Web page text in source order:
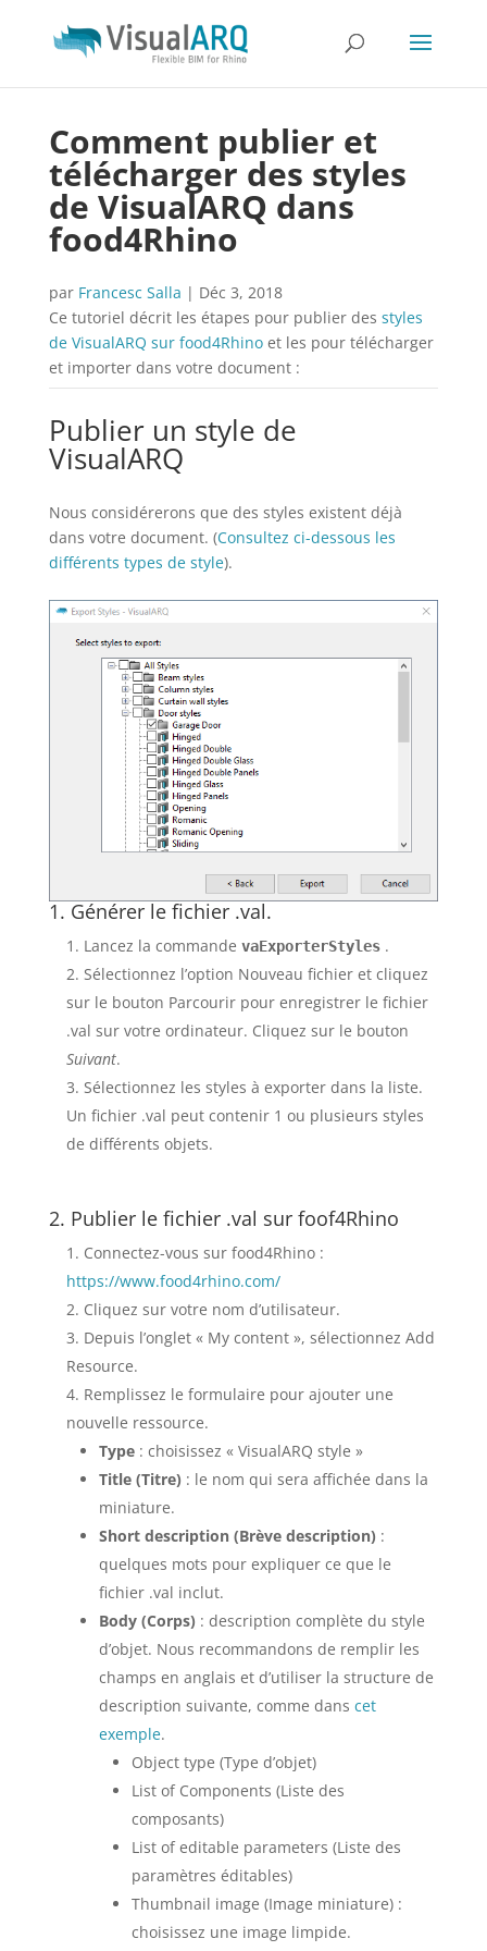
Comment publier et
télécharger des styles
de VisualARQ dans
food4Rhino
par Francesc Salla | Déc 3, 2018
Ce tutoriel décrit les étapes pour publier des styles
de VisualARQ sur food4Rhinoet les pour télécharger
et importer dans votre document :
Publier un style de
VisualARQ
Nous considérerons que des styles existent déjà
dans votre document. (Consultez ci-dessous les
différents types de style).
1. Générer le fichier .val.
Lancez la commande vaExporterStyles.
Sélectionnez l’option Nouveau fichier et cliquez
sur le bouton Parcourir pour enregistrer le fichier
.val sur votre ordinateur. Cliquez sur le bouton
Suivant.
Sélectionnez les styles à exporter dans la liste.
Un fichier .val peut contenir 1 ou plusieurs styles
de différents objets.
2. Publier le fichier .val sur foof4Rhino
Connectez-vous sur food4Rhino :
https://www.food4rhino.com/
Cliquez sur votre nom d’utilisateur.
Depuis l’onglet « My content », sélectionnez Add
Resource.
Remplissez le formulaire pour ajouter une
nouvelle ressource.
Type : choisissez « VisualARQ style »
Title (Titre) : le nom qui sera affichée dans la
miniature.
Short description (Brève description) :
quelques mots pour expliquer ce que le
fichier .val inclut.
Body (Corps) : description complète du style
d’objet. Nous recommandons de remplir les
champs en anglais et d’utiliser la structure de
description suivante, comme dans cet
exemple.
Object type (Type d’objet)
List of Components (Liste des
composants)
List of editable parameters (Liste des
paramètres éditables)
Thumbnail image (Image miniature) :
choisissez une image limpide.